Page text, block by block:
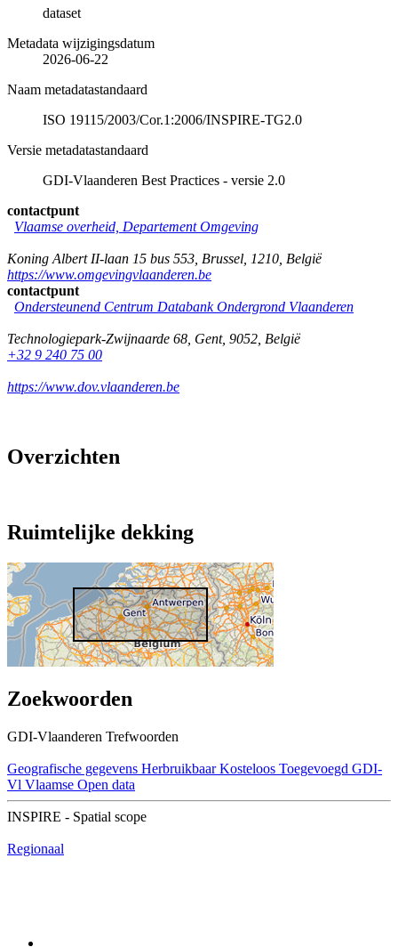
dataset
Metadata wijzigingsdatum
2026-06-22
Naam metadatastandaard
ISO 19115/2003/Cor.1:2006/INSPIRE-TG2.0
Versie metadatastandaard
GDI-Vlaanderen Best Practices - versie 2.0
contactpunt
Vlaamse overheid, Departement Omgeving
Koning Albert II-laan 15 bus 553 Brussel 1210 België
https://www.omgevingvlaanderen.be
contactpunt
Ondersteunend Centrum Databank Ondergrond Vlaanderen
Technologiepark-Zwijnaarde 68 Gent, 9052 België
+32 9 240 75 00
https://www.dov.vlaanderen.be
Overzichten
Ruimtelijke dekking
Zoekwoorden
GDI-Vlaanderen Trefwoorden
Geografische gegevens Herbruikbaar Kosteloos Toegevoegd GDI-
Vl Vlaamse Open data
INSPIRE - Spatial scope
Regionaal